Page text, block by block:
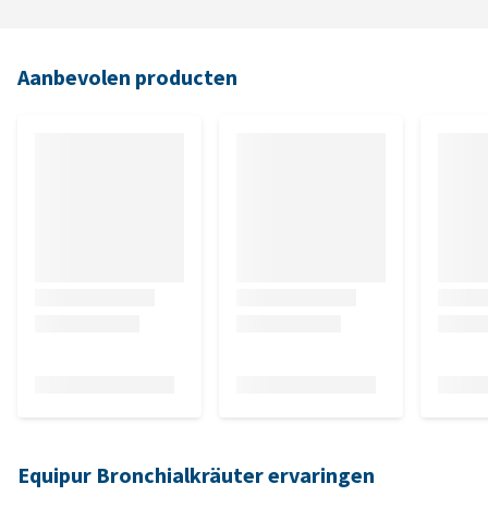
Aanbevolen producten
Equipur Bronchialkräuter ervaringen